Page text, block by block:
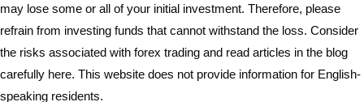
may lose some or all of your initial investment. Therefore, please
refrain from investing funds that cannot withstand the loss. Consider
the risks associated with forex trading and read articles in the blog
carefully here. This website does not provide information for English-
speaking residents.